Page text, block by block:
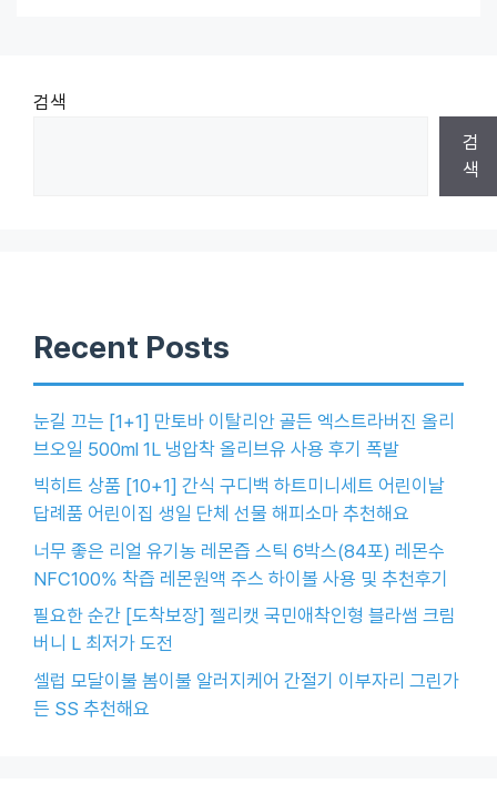
검색
검
색
Recent Posts
눈길 끄는 [1+1] 만토바 이탈리안 골든 엑스트라버진 올리
브오일 500ml 1L 냉압착 올리브유 사용 후기 폭발
빅히트 상품 [10+1] 간식 구디백 하트미니세트 어린이날
답례품 어린이집 생일 단체 선물 해피소마 추천해요
너무 좋은 리얼 유기농 레몬즙 스틱 6박스(84포) 레몬수
NFC100% 착즙 레몬원액 주스 하이볼 사용 및 추천후기
필요한 순간 [도착보장] 젤리캣 국민애착인형 블라썸 크림
버니 L 최저가 도전
셀럽 모달이불 봄이불 알러지케어 간절기 이부자리 그린가
든 SS 추천해요